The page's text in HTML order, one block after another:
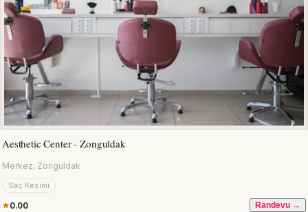
Aesthetic Center - Zonguldak
Merkez, Zonguldak
Saç Kesimi
0.00 Randevu →